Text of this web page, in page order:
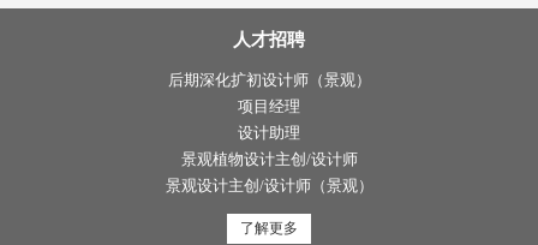
人才招聘
后期深化扩初设计师（景观）
项目经理
设计助理
景观植物设计主创/设计师
景观设计主创/设计师（景观）
了解更多